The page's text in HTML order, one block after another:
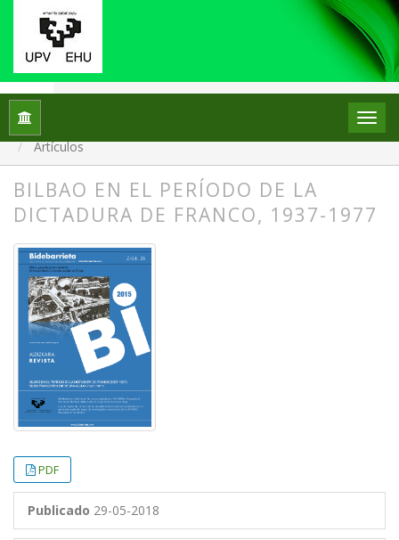
Inicio
Núm. 26 (2016): BILBAO EN EL PERÍODO
Artículos
BILBAO EN EL PERÍODO DE LA
DICTADURA DE FRANCO, 1937-1977
PDF
Publicado 29-05-2018